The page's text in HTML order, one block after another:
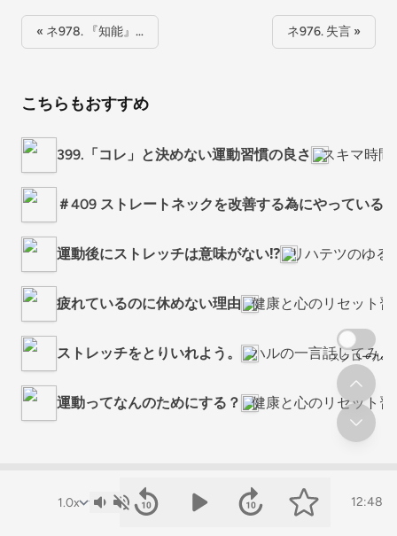
12:48
« ネ978. 『知能』… ネ976. 失言 »
こちらもおすすめ
399.「コレ」と決めない運動習慣の良さ スキマ時間
＃409 ストレートネックを改善する為にやっている
運動後にストレッチは意味がない⁉️ リハテツのゆる
疲れているのに休めない理由 健康と心のリセット
ストレッチをとりいれよう。 ハルの一言話してみ
運動ってなんのためにする？ 健康と心のリセット
スクロール